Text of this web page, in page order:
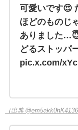
可愛いです😍
ほどのものじ
ありました
どるストッパ
pic.x.com/
（出典